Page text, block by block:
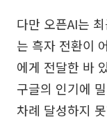
다만 오픈AI는
는 흑자 전환이
에게 전달한 바
구글의 인기에
차례 달성하지